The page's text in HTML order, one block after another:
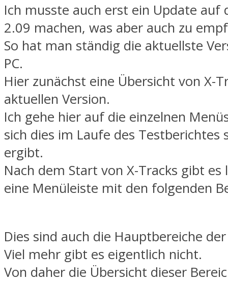
Ich musste auch erst ein Update auf
2.09 machen, was aber auch zu
So hat man ständig die aktuellste
PC.
Hier zunächst eine Übersicht von X-
aktuellen Version.
Ich gehe hier auf die einzelnen
sich dies im Laufe des Testberichtes
ergibt.
Nach dem Start von X-Tracks gibt es
eine Menüleiste mit den folgenden
Dies sind auch die Hauptbereiche
Viel mehr gibt es eigentlich nicht.
Von daher die Übersicht dieser